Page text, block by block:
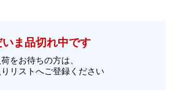
いま品切れ中です
荷をお待ちの方は、
リストへご登録ください